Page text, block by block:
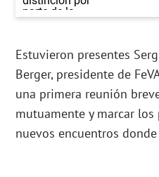
Estuvieron presentes
Berger, presidente de
una primera reunión
mutuamente y marcar
nuevos encuentros